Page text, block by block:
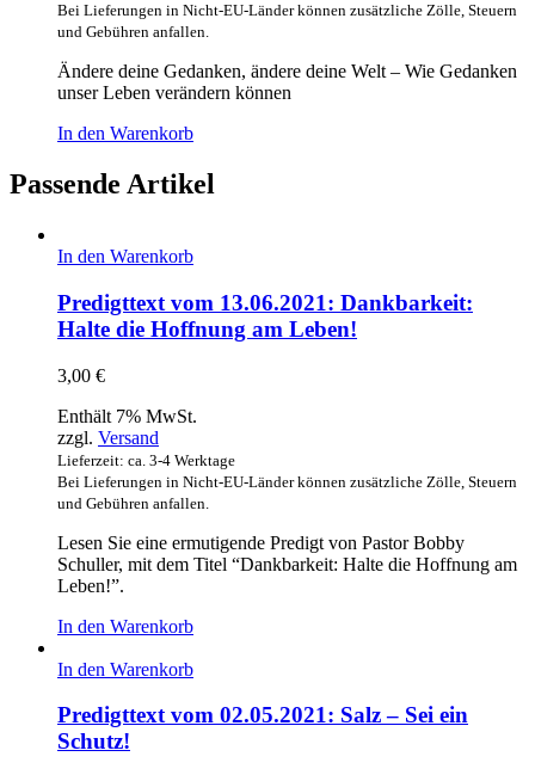
Bei Lieferungen in Nicht-EU-Länder können zusätzliche Zölle, Steuern
und Gebühren anfallen.
Ändere deine Gedanken, ändere deine Welt – Wie Gedanken
unser Leben verändern können
In den Warenkorb
Passende Artikel
In den Warenkorb
Predigttext vom 13.06.2021: Dankbarkeit:
Halte die Hoffnung am Leben!
3,00 €
Enthält 7% MwSt.
zzgl. Versand
Lieferzeit: ca. 3-4 Werktage
Bei Lieferungen in Nicht-EU-Länder können zusätzliche Zölle, Steuern
und Gebühren anfallen.
Lesen Sie eine ermutigende Predigt von Pastor Bobby
Schuller, mit dem Titel “Dankbarkeit: Halte die Hoffnung am
Leben!”.
In den Warenkorb
In den Warenkorb
Predigttext vom 02.05.2021: Salz – Sei ein
Schutz!